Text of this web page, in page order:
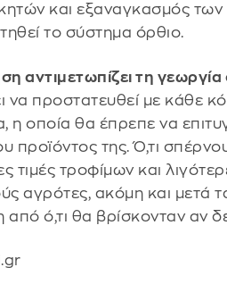
και εξαναγκασμός
το σύστημα όρθιο.
αντιμετωπίζει τη
να προστατευθεί με κάθε
η οποία θα έπρεπε να
προϊόντος της. Ό,τι
τιμές τροφίμων και
αγρότες, ακόμη και μετά
ό,τι θα βρίσκονταν αν